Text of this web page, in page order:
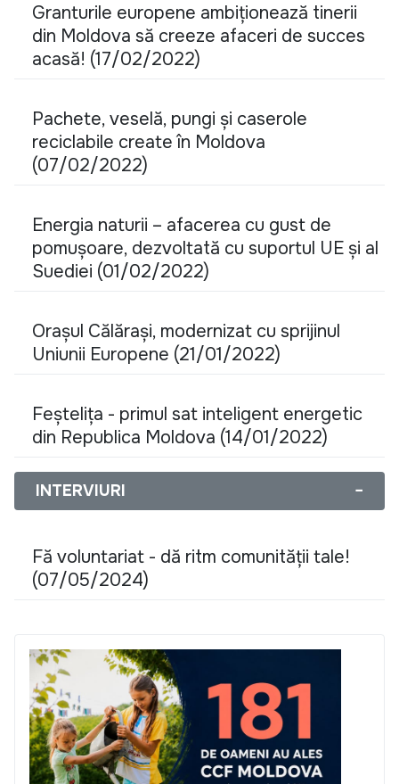
Granturile europene ambiționează tinerii
din Moldova să creeze afaceri de succes
acasă! (17/02/2022)
Pachete, veselă, pungi și caserole
reciclabile create în Moldova
(07/02/2022)
Energia naturii – afacerea cu gust de
pomușoare, dezvoltată cu suportul UE și al
Suediei (01/02/2022)
Orașul Călărași, modernizat cu sprijinul
Uniunii Europene (21/01/2022)
Feștelița - primul sat inteligent energetic
din Republica Moldova (14/01/2022)
INTERVIURI −
Fă voluntariat - dă ritm comunității tale!
(07/05/2024)